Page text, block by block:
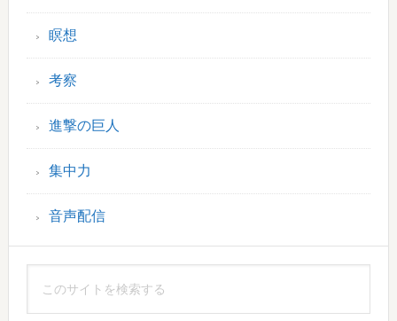
瞑想
考察
進撃の巨人
集中力
音声配信